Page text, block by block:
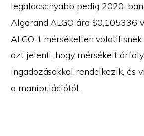
legalacsonyabb pedig 2020-
Algorand ALGO ára $0,105336
ALGO-t mérsékelten volatilisnek
azt jelenti, hogy mérsékelt
ingadozásokkal rendelkezik, és
a manipulációtól.